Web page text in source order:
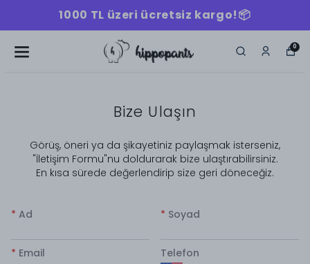
1000 TL üzeri ücretsiz kargo!📦
0
Bize Ulaşın
​Görüş, öneri ya da şikayetiniz paylaşmak isterseniz,
"İletişim Formu"nu doldurarak bize ulaştırabilirsiniz.
En kısa sürede değerlendirip size geri döneceğiz.
* Ad * Soyad
* Email Telefon